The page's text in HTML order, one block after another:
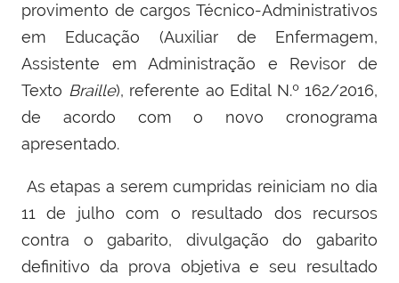
provimento de cargos Técnico-Administrativos
em Educação (Auxiliar de Enfermagem,
Assistente em Administração e Revisor de
Texto Braille), referente ao Edital N.º 162/2016,
de acordo com o novo cronograma
apresentado.
As etapas a serem cumpridas reiniciam no dia
11 de julho com o resultado dos recursos
contra o gabarito, divulgação do gabarito
definitivo da prova objetiva e seu resultado